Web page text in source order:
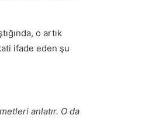
o artık
ifade eden şu
anlatır. O da